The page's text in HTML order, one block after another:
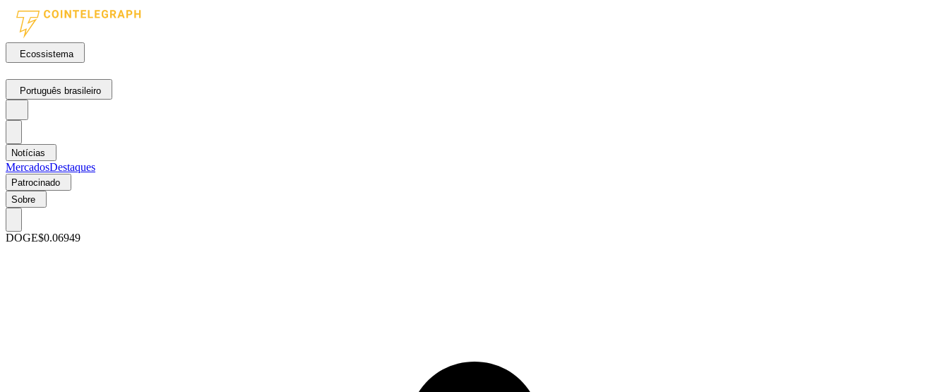
Ecossistema
Português brasileiro
Notícias
MercadosDestaques
Patrocinado
Sobre
DOGE$0.06949